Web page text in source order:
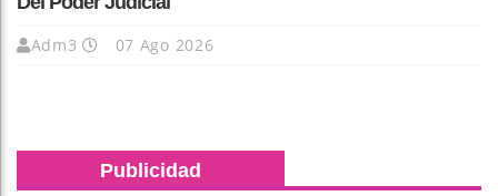
Adm3 07 Ago 2026
Publicidad